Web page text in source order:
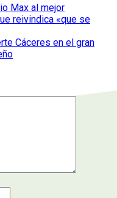
Max al mejor
reivindica «que se
Cáceres en el gran